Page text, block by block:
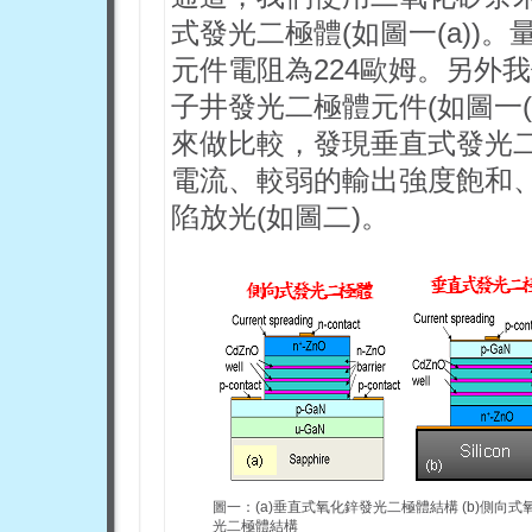
式發光二極體(如圖一(a))。
元件電阻為224歐姆。另外
子井發光二極體元件(如圖
來做比較，發現垂直式發光
電流、較弱的輸出強度飽和
陷放光(如圖二)。
圖一：(a)垂直式氧化鋅發光二極體結構 (b)側向式
光二極體結構